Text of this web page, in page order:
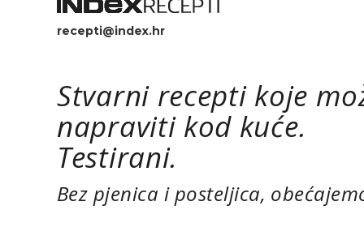
recepti@index.hr
Stvarni recepti koje
napraviti kod kuće.
Testirani.
Bez pjenica i posteljica,